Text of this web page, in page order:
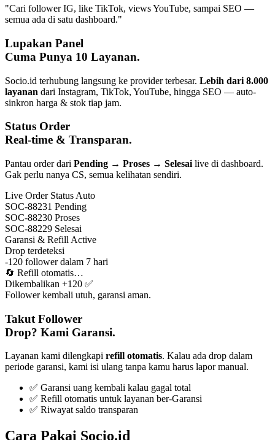
"Cari follower IG, like TikTok, views YouTube, sampai SEO —
semua ada di satu dashboard."
Lupakan Panel
Cuma Punya 10 Layanan.
Socio.id terhubung langsung ke provider terbesar. Lebih dari 8.000
layanan dari Instagram, TikTok, YouTube, hingga SEO — auto-
sinkron harga & stok tiap jam.
Status Order
Real-time & Transparan.
Pantau order dari Pending → Proses → Selesai live di dashboard.
Gak perlu nanya CS, semua kelihatan sendiri.
Live Order Status Auto
SOC-88231 Pending
SOC-88230 Proses
SOC-88229 Selesai
Garansi & Refill Active
Drop terdeteksi
-120 follower dalam 7 hari
🔄 Refill otomatis…
Dikembalikan +120 ✅
Follower kembali utuh, garansi aman.
Takut Follower
Drop? Kami Garansi.
Layanan kami dilengkapi refill otomatis. Kalau ada drop dalam
periode garansi, kami isi ulang tanpa kamu harus lapor manual.
✅ Garansi uang kembali kalau gagal total
✅ Refill otomatis untuk layanan ber-Garansi
✅ Riwayat saldo transparan
Cara Pakai Socio.id